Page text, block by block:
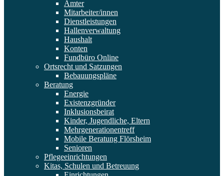
Ämter
Mitarbeiter/innen
Dienstleistungen
Hallenverwaltung
Haushalt
Konten
Fundbüro Online
Ortsrecht und Satzungen
Bebauungspläne
Beratung
Energie
Existenzgründer
Inklusionsbeirat
Kinder, Jugendliche, Eltern
Mehrgenerationentreff
Mobile Beratung Flörsheim
Senioren
Pflegeeinrichtungen
Kitas, Schulen und Betreuung